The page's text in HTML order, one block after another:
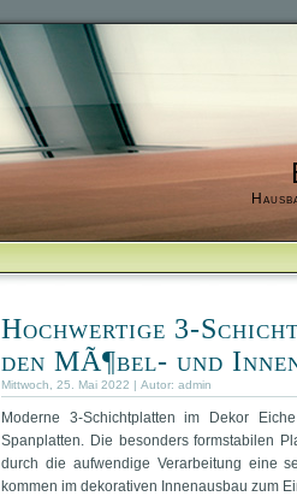
Hochwertige 3-
den MÃ¶bel- und
Mittwoch, 25. Mai 2022 | Autor: admin
Moderne 3-Schichtplatten im Dekor
Spanplatten. Die besonders formstabilen
durch die aufwendige Verarbeitung eine
kommen im dekorativen Innenausbau zum